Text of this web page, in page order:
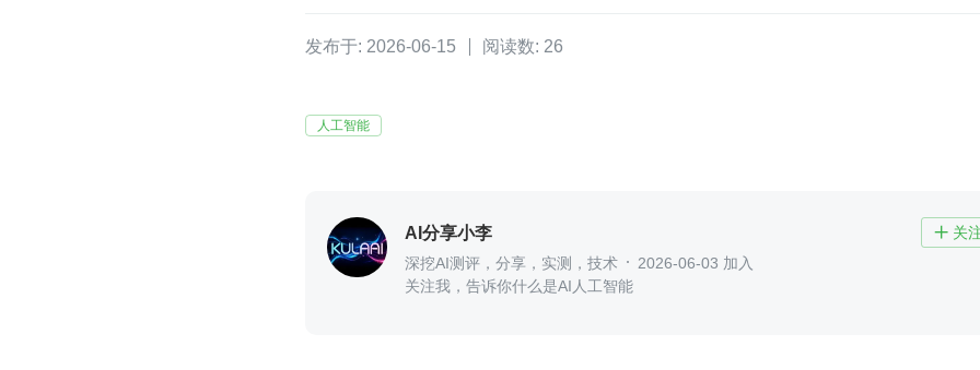
发布于: 2026-06-15 阅读数: 26
人工智能
AI分享小李  关
深挖AI测评，分享，实测，技术
2026-06-03 加入
关注我，告诉你什么是AI人工智能